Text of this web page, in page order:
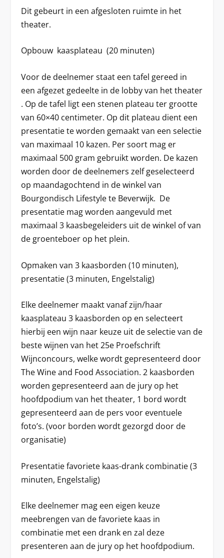
Dit gebeurt in een afgesloten ruimte in het
theater.
Opbouw kaasplateau (20 minuten)
Voor de deelnemer staat een tafel gereed in
een afgezet gedeelte in de lobby van het theater
. Op de tafel ligt een stenen plateau ter grootte
van 60×40 centimeter. Op dit plateau dient een
presentatie te worden gemaakt van een selectie
van maximaal 10 kazen. Per soort mag er
maximaal 500 gram gebruikt worden. De kazen
worden door de deelnemers zelf geselecteerd
op maandagochtend in de winkel van
Bourgondisch Lifestyle te Beverwijk. De
presentatie mag worden aangevuld met
maximaal 3 kaasbegeleiders uit de winkel of van
de groenteboer op het plein.
Opmaken van 3 kaasborden(10 minuten),
presentatie (3 minuten, Engelstalig)
Elke deelnemer maakt vanaf zijn/haar
kaasplateau 3 kaasborden op en selecteert
hierbij een wijn naar keuze uit de selectie van de
beste wijnen van het 25e Proefschrift
Wijnconcours, welke wordt gepresenteerd door
The Wine and Food Association. 2 kaasborden
worden gepresenteerd aan de jury op het
hoofdpodium van het theater, 1 bord wordt
gepresenteerd aan de pers voor eventuele
foto’s. (voor borden wordt gezorgd door de
organisatie)
Presentatie favoriete kaas-drank combinatie(3
minuten, Engelstalig)
Elke deelnemer mag een eigen keuze
meebrengen van de favoriete kaas in
combinatie met een drank en zal deze
presenteren aan de jury op het hoofdpodium.